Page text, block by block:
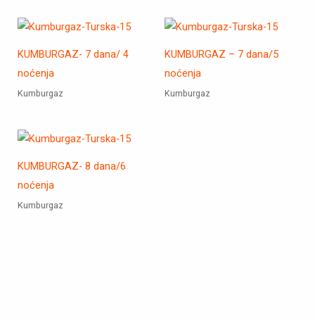
KUMBURGAZ- 7 dana/ 4
noćenja
Kumburgaz
KUMBURGAZ – 7 dana/5
noćenja
Kumburgaz
KUMBURGAZ- 8 dana/6
noćenja
Kumburgaz